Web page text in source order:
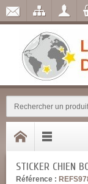
STICKER CHIEN
Référence :